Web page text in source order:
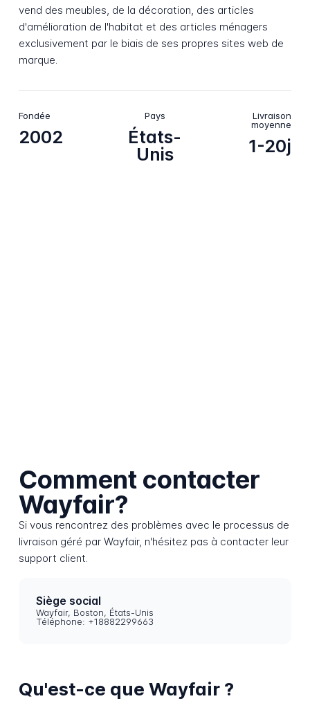
vend des meubles, de la décoration, des articles
d'amélioration de l'habitat et des articles ménagers
exclusivement par le biais de ses propres sites web de
marque.
Fondée
2002
Pays
États-
Unis
Livraison
moyenne
1-20j
Comment contacter
Wayfair?
Si vous rencontrez des problèmes avec le processus de
livraison géré par Wayfair, n'hésitez pas à contacter leur
support client.
Siège social
Wayfair, Boston, États-Unis
Téléphone: +18882299663
Qu'est-ce que Wayfair ?